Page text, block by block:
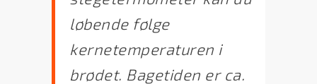
løbende følge
kernetemperaturen i
brødet. Bagetiden er ca.